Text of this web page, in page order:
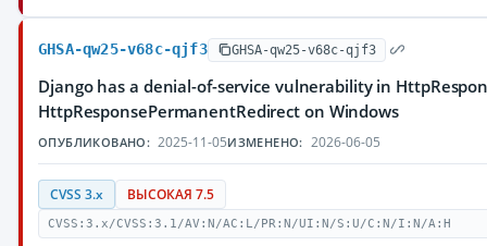
GHSA-qw25-v68c-qjf3 GHSA-qw25-v68c-qjf3
Django has a denial-of-service vulnerability in
HttpResponsePermanentRedirect on Windows
ОПУБЛИКОВАНО: 2025-11-05ИЗМЕНЕНО: 2026-06-05
CVSS 3.x ВЫСОКАЯ 7.5
CVSS:3.x/CVSS:3.1/AV:N/AC:L/PR:N/UI:N/S:U/C:N/I:N/A:H